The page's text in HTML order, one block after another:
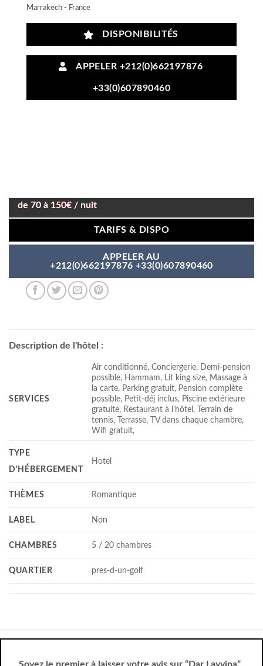
Marrakech - France
DISPONIBILITÉS
APPELER +212(0)662197876
+33(0)607890460
de 70 à 150€ / nuit
TARIFS & DISPO
APPELER AU
+212(0)662197876 +33(0)607890460
Description de l'hôtel :
SERVICES
Air conditionné, Conciergerie, Demi-pension
possible, Hammam, Lit king size, Massage à
la carte, Parking gratuit, Pension complète
possible, Petit-déj inclus, Piscine extérieure
gratuite, Restaurant à l'hôtel, Terrain de
tennis, Terrasse, TV dans chaque chambre,
Wifi gratuit,
TYPE
D'HÉBERGEMENT
Hotel
THÈMES Romantique
LABEL Non
CHAMBRES 5 / 20 chambres
QUARTIER pres-d-un-golf